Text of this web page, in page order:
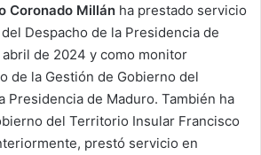
Coronado Millán ha prestado servicio
Despacho de la Presidencia de
de 2024 y como monitor
de la Gestión de Gobierno del
Presidencia de Maduro. También ha
del Territorio Insular Francisco
prestó servicio en